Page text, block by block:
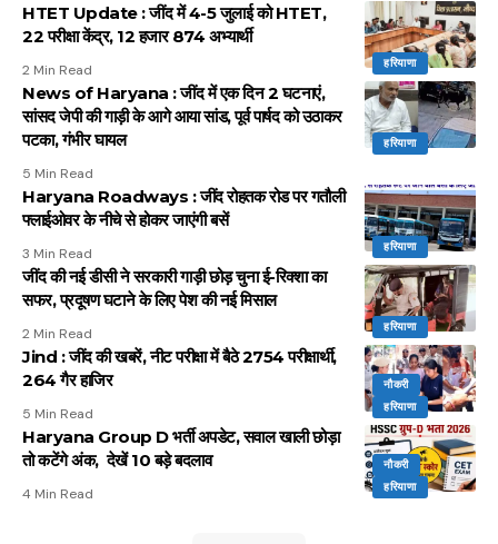
हरियाणा
HTET Update : जींद में 4-5 जुलाई को HTET,
22 परीक्षा केंद्र, 12 हजार 874 अभ्यार्थी
2 Min Read
हरियाणा
News of Haryana : जींद में एक दिन 2 घटनाएं,
सांसद जेपी की गाड़ी के आगे आया सांड, पूर्व पार्षद को उठाकर
पटका, गंभीर घायल
5 Min Read
हरियाणा
Haryana Roadways : जींद रोहतक रोड पर गतौली
फ्लाईओवर के नीचे से होकर जाएंगी बसें
3 Min Read
हरियाणा
जींद की नई डीसी ने सरकारी गाड़ी छोड़ चुना ई-रिक्शा का
सफर, प्रदूषण घटाने के लिए पेश की नई मिसाल
2 Min Read
नौकरी
हरियाणा
Jind : जींद की खबरें, नीट परीक्षा में बैठे 2754 परीक्षार्थी,
264 गैर हाजिर
5 Min Read
नौकरी
हरियाणा
Haryana Group D भर्ती अपडेट, सवाल खाली छोड़ा
तो कटेंगे अंक, देखें 10 बड़े बदलाव
4 Min Read